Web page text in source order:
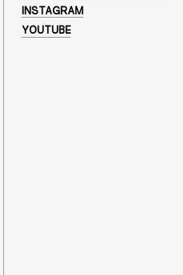
INSTAGRAM
YOUTUBE